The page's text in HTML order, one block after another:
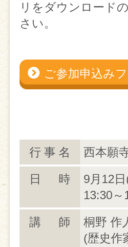
リをダウンロード
さい。
ご参加申込み
行事名 西本願
日 時
9月12
13:30
講 師
桐野 作
(歴史作